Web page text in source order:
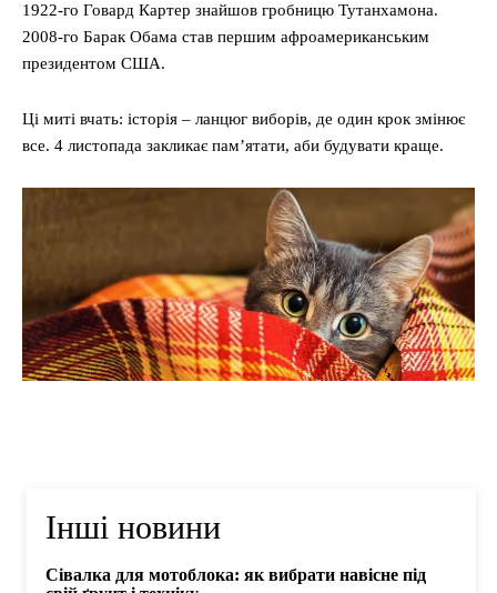
1922-го Говард Картер знайшов гробницю Тутанхамона.
2008-го Барак Обама став першим афроамериканським
президентом США.
Ці миті вчать: історія – ланцюг виборів, де один крок змінює
все. 4 листопада закликає пам’ятати, аби будувати краще.
Інші новини
Сівалка для мотоблока: як вибрати навісне під